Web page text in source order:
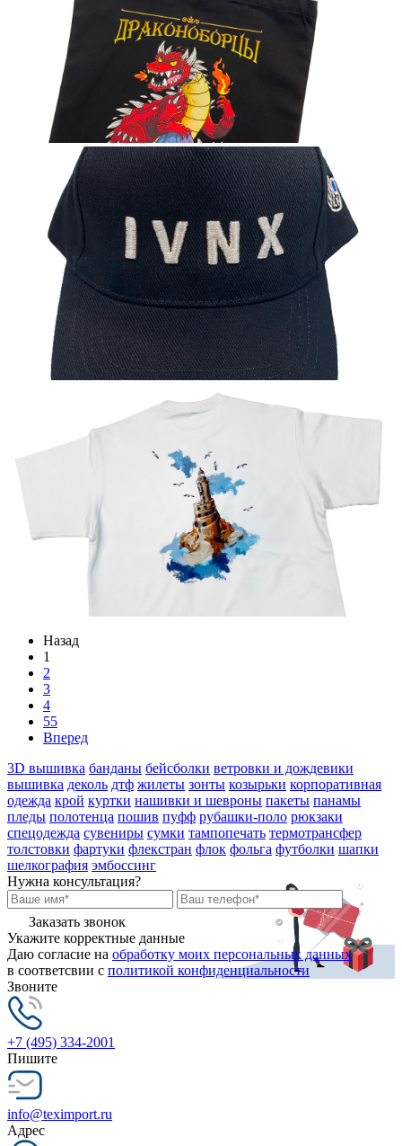
Назад
1
2
3
4
55
Вперед
3D вышивка банданы бейсболки ветровки и дождевики
вышивка деколь дтф жилеты зонты козырьки корпоративная
одежда крой куртки нашивки и шевроны пакеты панамы
пледы полотенца пошив пуфф рубашки-поло рюкзаки
спецодежда сувениры сумки тампопечать термотрансфер
толстовки фартуки флекстран флок фольга футболки шапки
шелкография эмбоссинг
Нужна консультация?
Заказать звонок
Укажите корректные данные
Даю согласие на обработку моих персональных данных
в соответсвии с политикой конфиденциальности
Звоните
+7 (495) 334-2001
Пишите
info@teximport.ru
Адрес